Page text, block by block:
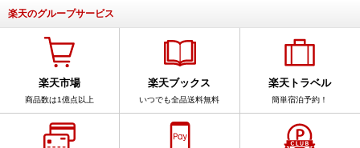
楽天のグループサービス
楽天市場
商品数は1億点以上
楽天ブックス
いつでも全品送料無料
楽天トラベル
簡単宿泊予約！